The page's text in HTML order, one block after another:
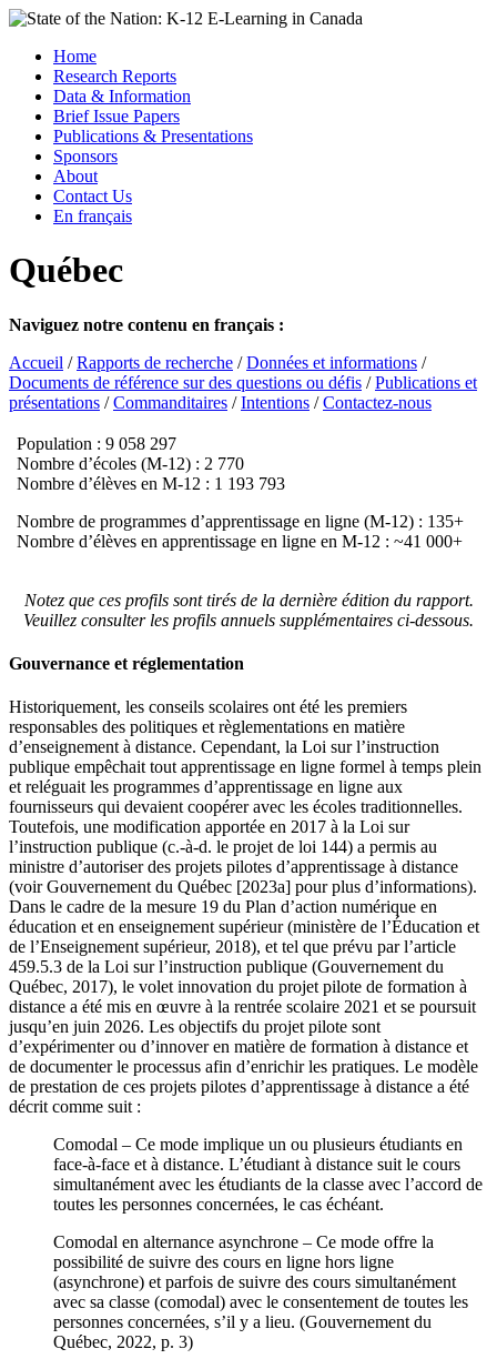
Skip
content
State of the Nation: K-12 E-Learning in Canada
Menu
Home
Research Reports
Data & Information
Brief Issue Papers
Publications & Presentations
Sponsors
About
Contact Us
En français
Québec
Naviguez notre contenu en français :
Accueil /Rapports de recherche /Données et informations /
Documents de référence sur des questions ou défis /Publications et
présentations /Commanditaires /Intentions /Contactez-nous
Population : 9 058 297
Nombre d’écoles (M-12) : 2 770
Nombre d’élèves en M-12 : 1 193 793
Nombre de programmes d’apprentissage en ligne (M-12) : 135+
Nombre d’élèves en apprentissage en ligne en M-12 : ~41 000+
Notez que ces profils sont tirés de la dernière édition du rapport.
Veuillez consulter les profils annuels supplémentaires ci-dessous.
Gouvernance et réglementation
Historiquement, les conseils scolaires ont été les premiers
responsables des politiques et règlementations en matière
d’enseignement à distance. Cependant, la Loi sur l’instruction
publique empêchait tout apprentissage en ligne formel à temps plein
et reléguait les programmes d’apprentissage en ligne aux
fournisseurs qui devaient coopérer avec les écoles traditionnelles.
Toutefois, une modification apportée en 2017 à la Loi sur
l’instruction publique (c.-à-d. le projet de loi 144) a permis au
ministre d’autoriser des projets pilotes d’apprentissage à distance
(voir Gouvernement du Québec [2023a] pour plus d’informations).
Dans le cadre de la mesure 19 du Plan d’action numérique en
éducation et en enseignement supérieur (ministère de l’Éducation et
de l’Enseignement supérieur, 2018), et tel que prévu par l’article
459.5.3 de la Loi sur l’instruction publique (Gouvernement du
Québec, 2017), le volet innovation du projet pilote de formation à
distance a été mis en œuvre à la rentrée scolaire 2021 et se poursuit
jusqu’en juin 2026. Les objectifs du projet pilote sont
d’expérimenter ou d’innover en matière de formation à distance et
de documenter le processus afin d’enrichir les pratiques. Le modèle
de prestation de ces projets pilotes d’apprentissage à distance a été
décrit comme suit :
Comodal – Ce mode implique un ou plusieurs étudiants en
face-à-face et à distance. L’étudiant à distance suit le cours
simultanément avec les étudiants de la classe avec l’accord de
toutes les personnes concernées, le cas échéant.
Comodal en alternance asynchrone – Ce mode offre la
possibilité de suivre des cours en ligne hors ligne
(asynchrone) et parfois de suivre des cours simultanément
avec sa classe (comodal) avec le consentement de toutes les
personnes concernées, s’il y a lieu. (Gouvernement du
Québec, 2022, p. 3)